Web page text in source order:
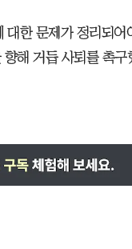
대한 문제가 정리되
해 거듭 사퇴를 촉구